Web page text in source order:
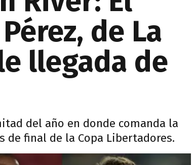
de La
llegada de
del año en donde comanda la
de final de la Copa Libertadores.